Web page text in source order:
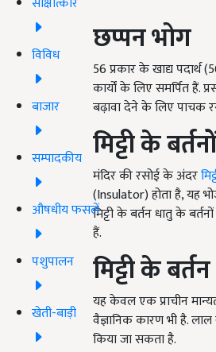
विविध
बाजार
सम्पादकीय
औषधीय फसलें
पशुपालन
खेती-बाड़ी
छप्पन भोग
56 प्रकार के खाद्य
कार्यों के लिए समर्पित हैं.
बढ़ावा देने के लिए पाचक
मिट्टी के
मंदिर की रसोई के अंदर
(Insulator) होता है, यह
मिट्टी के बर्तन धातु के
हैं.
मिट्टी के
यह केवल एक प्राचीन
वैज्ञानिक कारण भी है.
किया जा सकता है.